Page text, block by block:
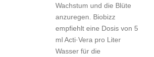
Wachstum und die Blüte
anzuregen. Biobizz
empfiehlt eine Dosis von 5
ml Acti·Vera pro Liter
Wasser für die